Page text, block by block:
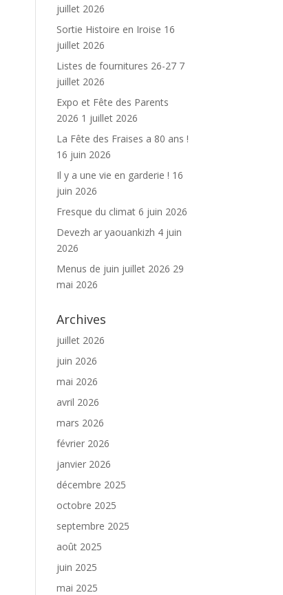
juillet 2026
Sortie Histoire en Iroise 16
juillet 2026
Listes de fournitures 26-27 7
juillet 2026
Expo et Fête des Parents
2026 1 juillet 2026
La Fête des Fraises a 80 ans !
16 juin 2026
Il y a une vie en garderie ! 16
juin 2026
Fresque du climat 6 juin 2026
Devezh ar yaouankizh 4 juin
2026
Menus de juin juillet 2026 29
mai 2026
Archives
juillet 2026
juin 2026
mai 2026
avril 2026
mars 2026
février 2026
janvier 2026
décembre 2025
octobre 2025
septembre 2025
août 2025
juin 2025
mai 2025